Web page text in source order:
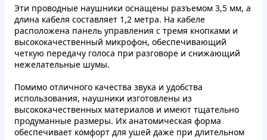
Эти проводные наушники оснащены разъемом 3,5 мм, а
длина кабеля составляет 1,2 метра. На кабеле
расположена панель управления с тремя кнопками и
высококачественный микрофон, обеспечивающий
четкую передачу голоса при разговоре и снижающий
нежелательные шумы.
Помимо отличного качества звука и удобства
использования, наушники изготовлены из
высококачественных материалов и имеют тщательно
продуманные размеры. Их анатомическая форма
обеспечивает комфорт для ушей даже при длительном